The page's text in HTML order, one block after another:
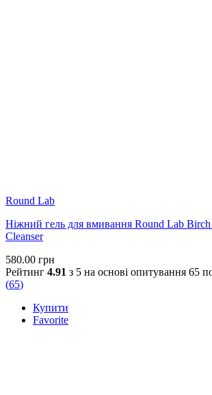
Round Lab
Ніжний гель для вмивання Round Lab
Cleanser
580.00 грн
Рейтинг 4.91 з 5 на основі опитування 65
(65)
Купити
Favorite